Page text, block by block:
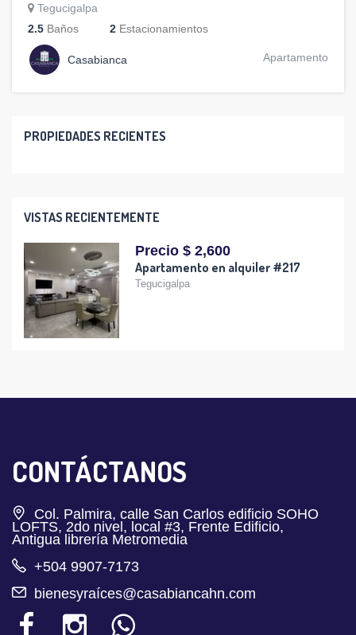
Tegucigalpa
2.5 Baños 2 Estacionamientos
Casabianca Apartamento
PROPIEDADES RECIENTES
VISTAS RECIENTEMENTE
Precio $ 2,600
Apartamento en alquiler #217
Tegucigalpa
CONTÁCTANOS
Col. Palmira, calle San Carlos edificio SOHO
LOFTS, 2do nivel, local #3, Frente Edificio,
Antigua librería Metromedia
+504 9907-7173
bienesyraíces@casabiancahn.com